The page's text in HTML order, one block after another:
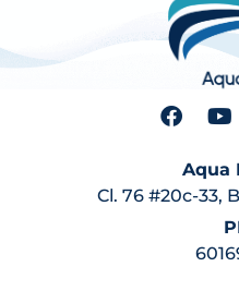
Aqua
Cl. 76 #20c-33,